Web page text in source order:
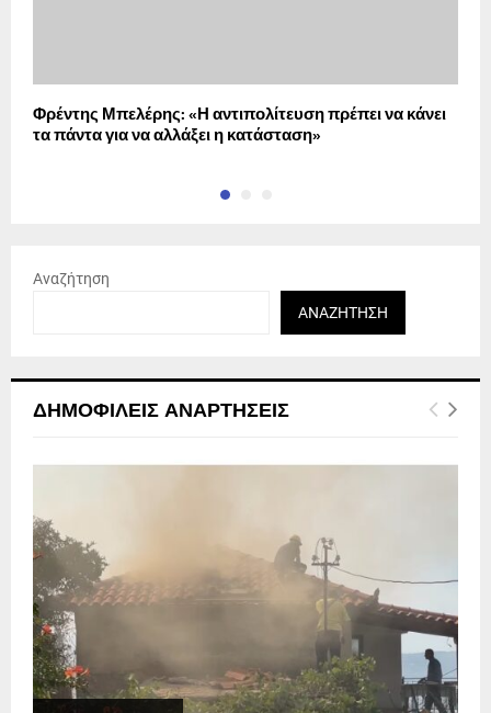
Φρέντης Μπελέρης: «Η αντιπολίτευση πρέπει να κάνει
τα πάντα για να αλλάξει η κατάσταση»
Αναζήτηση
ΑΝΑΖΉΤΗΣΗ
ΔΗΜΟΦΙΛΕΊΣ ΑΝΑΡΤΉΣΕΙΣ